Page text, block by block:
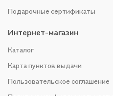
Подарочные сертификаты
Интернет-магазин
Каталог
Карта пунктов выдачи
Пользовательское соглашение